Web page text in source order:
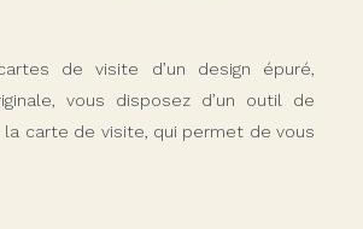
de visite d’un design épuré,
vous disposez d’un outil de
la carte de visite, qui permet de vous